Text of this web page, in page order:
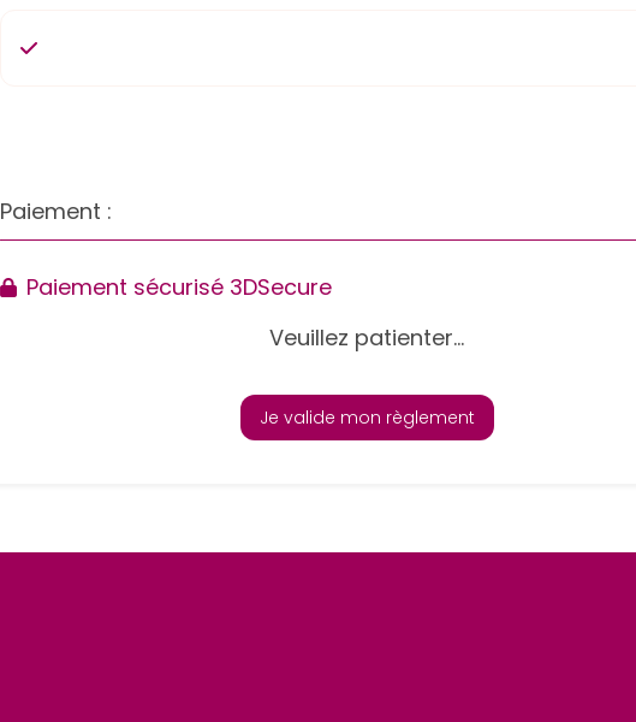
Paiement :
Paiement sécurisé 3DSecure
Veuillez patienter...
Je valide mon règlement